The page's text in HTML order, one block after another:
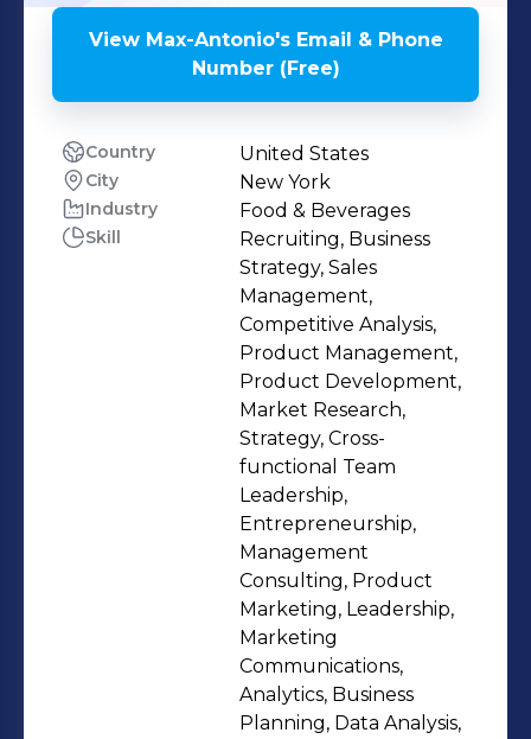
View Max-Antonio'sEmail & Phone
Number (Free)
Country United States
City New York
Industry Food & Beverages
Skill
Recruiting, Business
Strategy, Sales
Management,
Competitive Analysis,
Product Management,
Product Development,
Market Research,
Strategy, Cross-
functional Team
Leadership,
Entrepreneurship,
Management
Consulting, Product
Marketing, Leadership,
Marketing
Communications,
Analytics, Business
Planning, Data Analysis,